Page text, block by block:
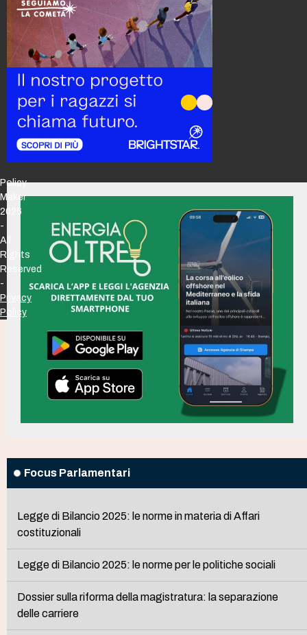
Focus Parlamentari
Legge di Bilancio 2025: le norme in materia di Affari
costituzionali
Legge di Bilancio 2025: le norme per le politiche sociali
Dossier sulla riforma della magistratura: la separazione
delle carriere
Policy
Maker
2026
-
All
Rights
Reserved
-
Privacy
Policy